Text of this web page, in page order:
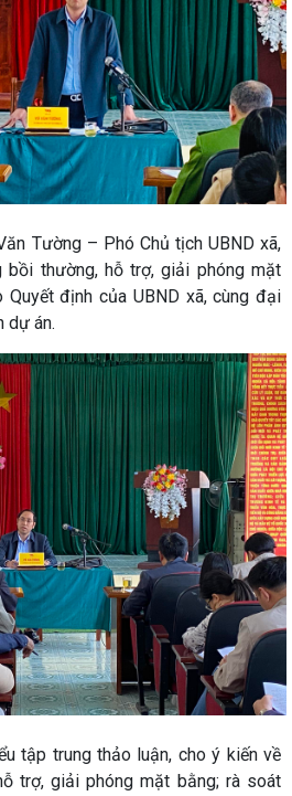
Tường – Phó Chủ tịch UBND xã,
bồi thường, hỗ trợ, giải phóng mặt
định của UBND xã, cùng đại
dự án.
tập trung thảo luận, cho ý kiến về
trợ, giải phóng mặt bằng; rà soát